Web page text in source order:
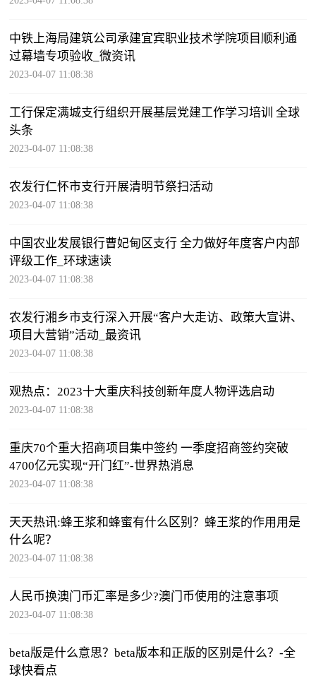
中铁上海局建筑公司承建宜宾职业技术学院项目顺利通
过幕墙专项验收_微资讯
2023-04-07 11:08:38
工行保定满城支行组织开展基层党建工作学习培训 全球
头条
2023-04-07 11:08:38
农发行仁怀市支行开展清明节祭扫活动
2023-04-07 11:08:38
中国农业发展银行曹妃甸区支行 全力做好年度客户内部
评级工作_环球速读
2023-04-07 11:08:38
农发行湘乡市支行深入开展“客户大走访、政策大宣讲、
项目大营销”活动_最资讯
2023-04-07 11:08:38
观热点：2023十大重庆科技创新年度人物评选启动
2023-04-07 11:08:38
重庆70个重大招商项目集中签约 一季度招商签约突破
4700亿元实现“开门红”-世界热消息
2023-04-07 11:08:38
天天热讯:蜂王浆和蜂蜜有什么区别？蜂王浆的作用用是
什么呢？
2023-04-07 11:08:38
人民币换澳门币汇率是多少?澳门币使用的注意事项
2023-04-07 11:08:38
beta版是什么意思？beta版本和正版的区别是什么？-全
球快看点